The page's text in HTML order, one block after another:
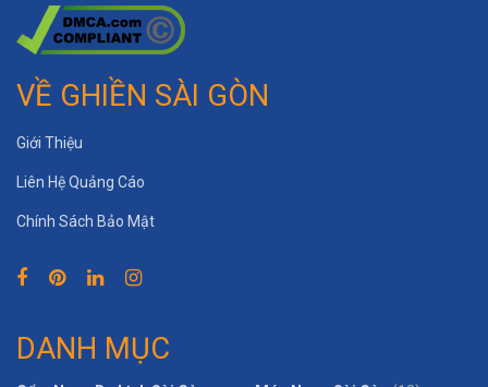
VỀ GHIỀN SÀI GÒN
Giới Thiệu
Liên Hệ Quảng Cáo
Chính Sách Bảo Mật
DANH MỤC